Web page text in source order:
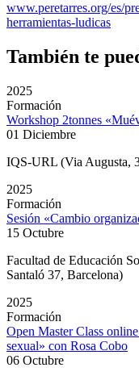
www.peretarres.org/es/
herramientas-ludicas
También te
2025
Formación
Workshop 2tonnes
01 Diciembre
IQS-URL (Via Augusta,
2025
Formación
Sesión «Cambio
15 Octubre
Facultad de Educación
Santaló 37, Barcelona)
2025
Formación
Open Master Class
sexual» con Rosa Cobo
06 Octubre